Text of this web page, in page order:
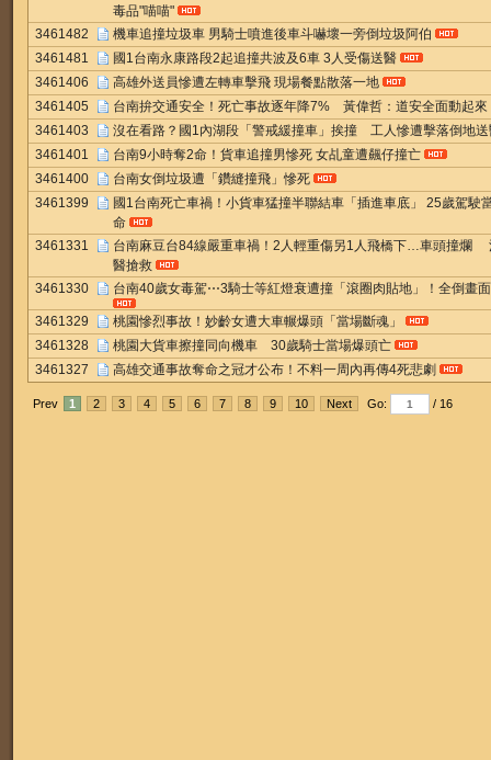
毒品"喵喵"
3461482
機車追撞垃圾車 男騎士噴進後車斗嚇壞一旁倒垃圾阿伯
3461481
國1台南永康路段2起追撞共波及6車 3人受傷送醫
3461406
高雄外送員慘遭左轉車擊飛 現場餐點散落一地
3461405
台南拚交通安全！死亡事故逐年降7% 黃偉哲：道安全面動起來
3461403
沒在看路？國1內湖段「警戒緩撞車」挨撞 工人慘遭擊落倒地送
3461401
台南9小時奪2命！貨車追撞男慘死 女乩童遭飆仔撞亡
3461400
台南女倒垃圾遭「鑽縫撞飛」慘死
3461399
國1台南死亡車禍！小貨車猛撞半聯結車「插進車底」 25歲駕駛
命
3461331
台南麻豆台84線嚴重車禍！2人輕重傷另1人飛橋下…車頭撞爛
醫搶救
3461330
台南40歲女毒駕⋯3騎士等紅燈衰遭撞「滾圈肉貼地」！全倒畫
3461329
桃園慘烈事故！妙齡女遭大車輾爆頭「當場斷魂」
3461328
桃園大貨車擦撞同向機車 30歲騎士當場爆頭亡
3461327
高雄交通事故奪命之冠才公布！不料一周內再傳4死悲劇
Prev 1 2 3 4 5 6 7 8 9 10 Next Go: / 16